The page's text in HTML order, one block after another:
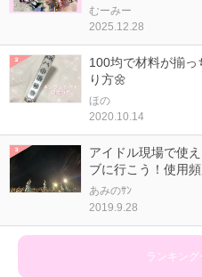
むーみー
2025.12.28
100均で材料が揃
り方🌼
ほの
2020.10.14
アイドル現場で使
ブに行こう！使用
あみのｻﾝ
2019.9.28
ランキン